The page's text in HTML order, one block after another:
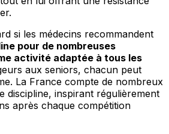
si les médecins recommandent
pour de nombreuses
activité adaptée à tous les
aux seniors, chacun peut
La France compte de nombreux
discipline, inspirant régulièrement
après chaque compétition